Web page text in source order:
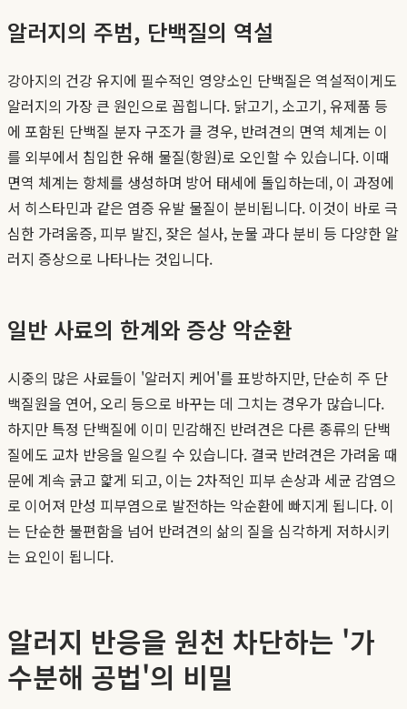
알러지의 주범, 단백질의 역설
강아지의 건강 유지에 필수적인 영양소인 단백질은 역설적이게도
알러지의 가장 큰 원인으로 꼽힙니다. 닭고기, 소고기, 유제품 등
에 포함된 단백질 분자 구조가 클 경우, 반려견의 면역 체계는 이
를 외부에서 침입한 유해 물질(항원)로 오인할 수 있습니다. 이때
면역 체계는 항체를 생성하며 방어 태세에 돌입하는데, 이 과정에
서 히스타민과 같은 염증 유발 물질이 분비됩니다. 이것이 바로 극
심한 가려움증, 피부 발진, 잦은 설사, 눈물 과다 분비 등 다양한 알
러지 증상으로 나타나는 것입니다.
일반 사료의 한계와 증상 악순환
시중의 많은 사료들이 '알러지 케어'를 표방하지만, 단순히 주 단
백질원을 연어, 오리 등으로 바꾸는 데 그치는 경우가 많습니다.
하지만 특정 단백질에 이미 민감해진 반려견은 다른 종류의 단백
질에도 교차 반응을 일으킬 수 있습니다. 결국 반려견은 가려움 때
문에 계속 긁고 핥게 되고, 이는 2차적인 피부 손상과 세균 감염으
로 이어져 만성 피부염으로 발전하는 악순환에 빠지게 됩니다. 이
는 단순한 불편함을 넘어 반려견의 삶의 질을 심각하게 저하시키
는 요인이 됩니다.
알러지 반응을 원천 차단하는 '가
수분해 공법'의 비밀